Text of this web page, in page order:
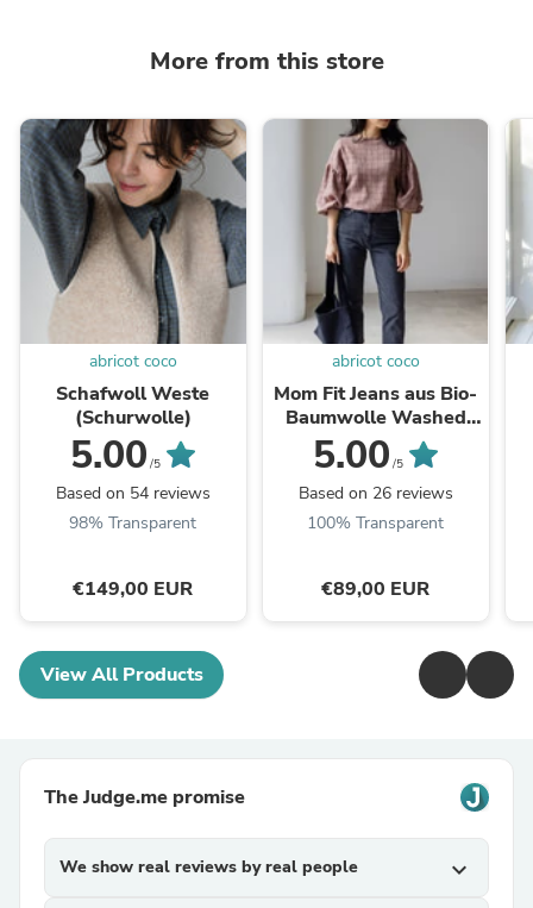
More from this store
abricot coco
Schafwoll Weste
(Schurwolle)
5.00 /5
Based on 54 reviews
98% Transparent
€149,00 EUR
abricot coco
Mom Fit Jeans aus Bio-
Baumwolle Washed
Black
5.00 /5
Based on 26 reviews
100% Transparent
€89,00 EUR
View All Products
The Judge.me promise
We show real reviews by real people expand_more